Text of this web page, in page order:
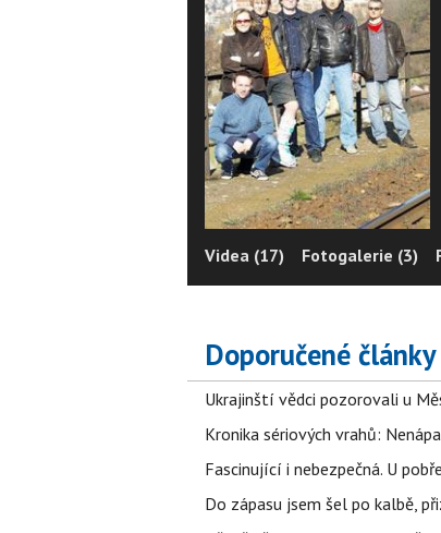
Videa (17) Fotogalerie (3)
Doporučené články
Ukrajinští vědci pozorovali u
Kronika sériových vrahů:
Fascinující i nebezpečná. U
Do zápasu jsem šel po kalbě,